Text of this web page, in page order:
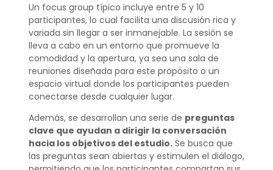
Un focus group típico incluye entre 5 y 10
participantes, lo cual facilita una discusión rica y
variada sin llegar a ser inmanejable. La sesión se
lleva a cabo en un entorno que promueve la
comodidad y la apertura, ya sea una sala de
reuniones diseñada para este propósito o un
espacio virtual donde los participantes pueden
conectarse desde cualquier lugar.
Además, se desarrollan una serie de preguntas
clave que ayudan a dirigir la conversación
hacia los objetivos del estudio.Se busca que
las preguntas sean abiertas y estimulen el diálogo,